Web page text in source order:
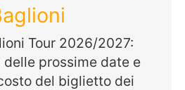
Tour 2026/2027:
delle prossime date e
del biglietto dei